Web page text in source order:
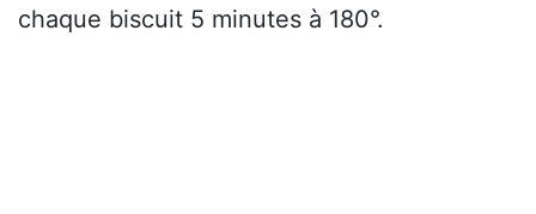
chaque biscuit 5 minutes à 180°.